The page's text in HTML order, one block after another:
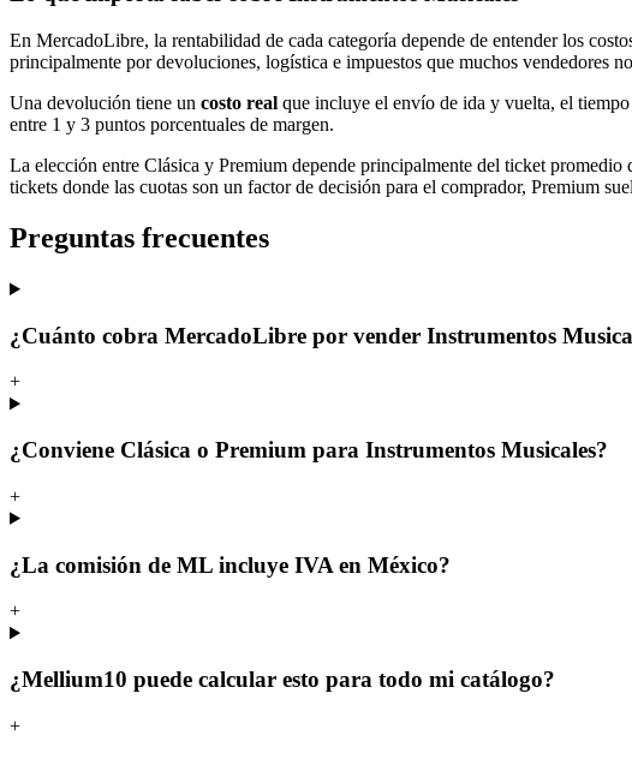
En MercadoLibre, la rentabilidad de cada categoría depende de entender los
principalmente por devoluciones, logística e impuestos que muchos vendedores
Una devolución tiene un costo real que incluye el envío de ida y vuelta, el
entre 1 y 3 puntos porcentuales de margen.
La elección entre Clásica y Premium depende principalmente del ticket
tickets donde las cuotas son un factor de decisión para el comprador, Premium
Preguntas frecuentes
¿Cuánto cobra MercadoLibre por vender Instrumentos
+
¿Conviene Clásica o Premium para Instrumentos Musicales?
+
¿La comisión de ML incluye IVA en México?
+
¿Mellium10 puede calcular esto para todo mi catálogo?
+